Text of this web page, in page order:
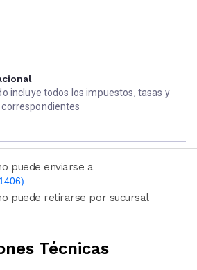
incluye todos los impuestos, tasas y
puede enviarse a
(sólo números)
puede retirarse por sucursal
Técnicas